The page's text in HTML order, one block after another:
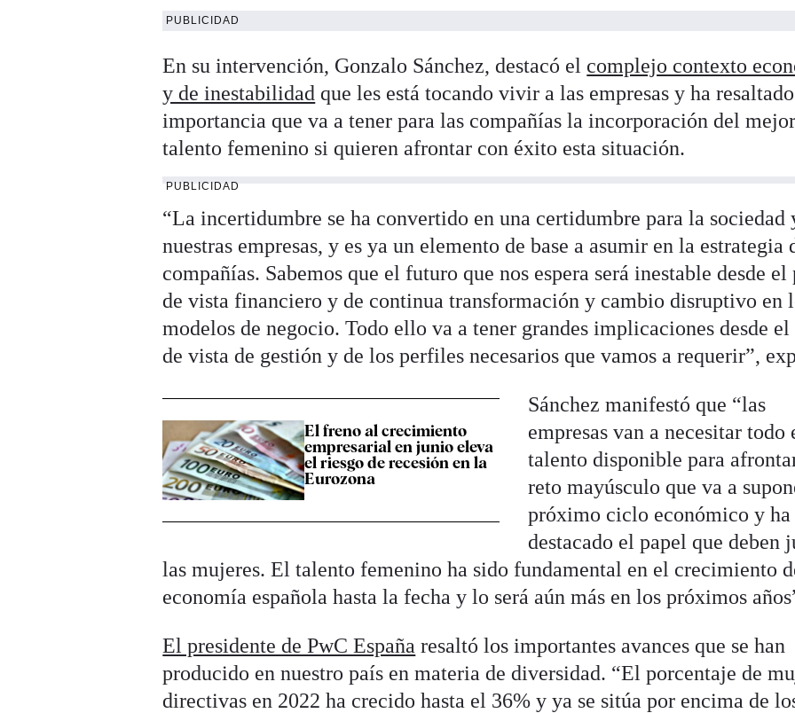
PUBLICIDAD
En su intervención, Gonzalo Sánchez, destacó el complejo contexto
y de inestabilidad que les está tocando vivir a las empresas y ha
importancia que va a tener para las compañías la incorporación del mejor
talento femenino si quieren afrontar con éxito esta situación.
PUBLICIDAD
“La incertidumbre se ha convertido en una certidumbre para la sociedad
nuestras empresas, y es ya un elemento de base a asumir en la estrategia
compañías. Sabemos que el futuro que nos espera será inestable desde el
de vista financiero y de continua transformación y cambio disruptivo en
modelos de negocio. Todo ello va a tener grandes implicaciones desde el
de vista de gestión y de los perfiles necesarios que vamos a requerir”,
El freno al crecimiento
empresarial en junio eleva
el riesgo de recesión en la
Eurozona
Sánchez manifestó que “las
empresas van a necesitar todo
talento disponible para
reto mayúsculo que va a
próximo ciclo económico y ha
destacado el papel que deben
las mujeres. El talento femenino ha sido fundamental en el crecimiento
economía española hasta la fecha y lo será aún más en los próximos
El presidente de PwC España resaltó los importantes avances que se han
producido en nuestro país en materia de diversidad. “El porcentaje de
directivas en 2022 ha crecido hasta el 36% y ya se sitúa por encima de